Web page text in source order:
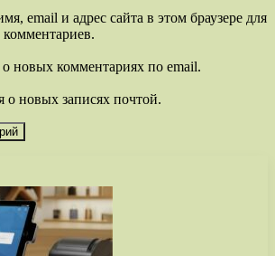
email и адрес сайта в этом браузере для
новых комментариях по email.
о новых записях почтой.